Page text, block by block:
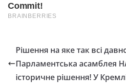
Рішення на яке так всі
Пapлaментськa aсaмблея
істopичне pішення! У